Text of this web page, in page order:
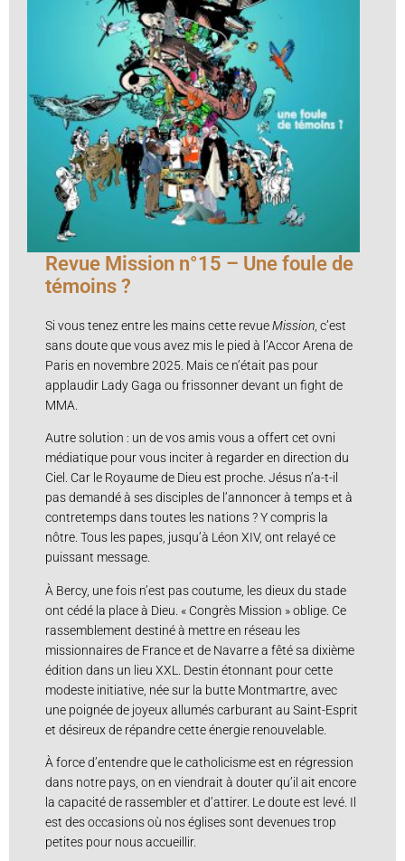
Revue Mission n°15 – Une foule de
témoins ?
Si vous tenez entre les mains cette revueMission , c’est
sans doute que vous avez mis le pied à l’Accor Arena de
Paris en novembre 2025. Mais ce n’était pas pour
applaudir Lady Gaga ou frissonner devant un fight de
MMA.
Autre solution : un de vos amis vous a offert cet ovni
médiatique pour vous inciter à regarder en direction du
Ciel. Car le Royaume de Dieu est proche. Jésus n’a-t-il
pas demandé à ses disciples de l’annoncer à temps et à
contretemps dans toutes les nations ? Y compris la
nôtre. Tous les papes, jusqu’à Léon XIV, ont relayé ce
puissant message.
À Bercy, une fois n’est pas coutume, les dieux du stade
ont cédé la place à Dieu. « Congrès Mission » oblige. Ce
rassemblement destiné à mettre en réseau les
missionnaires de France et de Navarre a fêté sa dixième
édition dans un lieu XXL. Destin étonnant pour cette
modeste initiative, née sur la butte Montmartre, avec
une poignée de joyeux allumés carburant au Saint-Esprit
et désireux de répandre cette énergie renouvelable.
À force d’entendre que le catholicisme est en régression
dans notre pays, on en viendrait à douter qu’il ait encore
la capacité de rassembler et d’attirer. Le doute est levé. Il
est des occasions où nos églises sont devenues trop
petites pour nous accueillir.